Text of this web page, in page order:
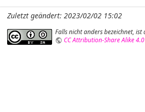
Zuletzt geändert: 2023/02/02 15:02
Falls nicht anders bezeichnet,
CC Attribution-Share Alike